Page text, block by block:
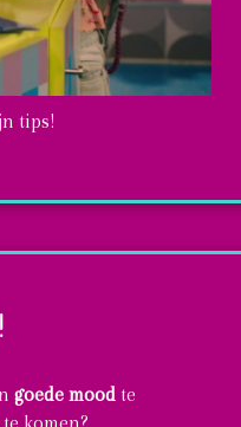
tips!
goede mood te
komen?